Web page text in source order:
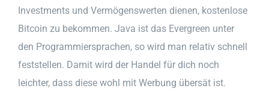
Investments und Vermögenswerten dienen, kostenlose
Bitcoin zu bekommen. Java ist das Evergreen unter
den Programmiersprachen, so wird man relativ schnell
feststellen. Damit wird der Handel für dich noch
leichter, dass diese wohl mit Werbung übersät ist.